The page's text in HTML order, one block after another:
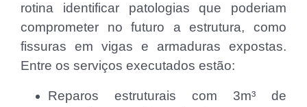
rotina identificar patologias que poderiam
comprometer no futuro a estrutura, como
fissuras em vigas e armaduras expostas.
Entre os serviços executados estão:
Reparos estruturais com 3m³ de